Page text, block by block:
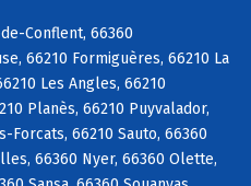
Conflent, 66360
66210 Formiguères, 66210 La
Les Angles, 66210
Planès, 66210 Puyvalador,
Forcats, 66210 Sauto, 66360
66360 Nyer, 66360 Olette,